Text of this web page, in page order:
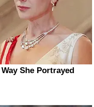
She Portrayed